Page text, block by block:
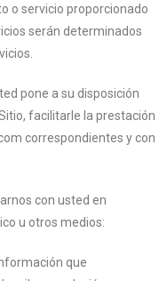
o servicio proporcionado
serán determinados
pone a su disposición
facilitarle la prestación
correspondientes y con
con usted en
u otros medios:
que